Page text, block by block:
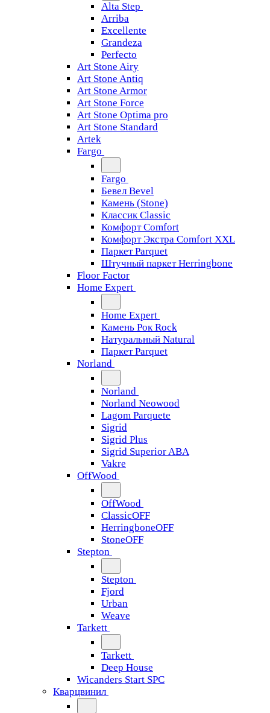
Alta Step
Arriba
Excellente
Grandeza
Perfecto
Art Stone Airy
Art Stone Antiq
Art Stone Armor
Art Stone Force
Art Stone Optima pro
Art Stone Standard
Artek
Fargo
Fargo
Бевел Bevel
Камень (Stone)
Классик Classic
Комфорт Comfort
Комфорт Экстра Comfort XXL
Паркет Parquet
Штучный паркет Herringbone
Floor Factor
Home Expert
Home Expert
Камень Рок Rock
Натуральный Natural
Паркет Parquet
Norland
Norland
Norland Neowood
Lagom Parquete
Sigrid
Sigrid Plus
Sigrid Superior ABA
Vakre
OffWood
OffWood
ClassicOFF
HerringboneOFF
StoneOFF
Stepton
Stepton
Fjord
Urban
Weave
Tarkett
Tarkett
Deep House
Wicanders Start SPC
Кварцвинил